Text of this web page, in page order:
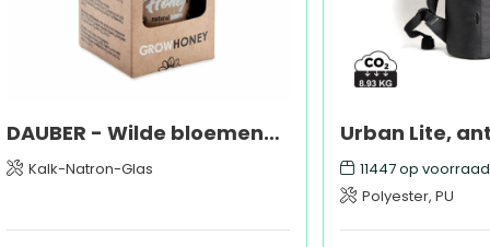
DAUBER - Wilde bloemenhoning pot set
Kalk-Natron-Glas 11447op voorraad
Polyester, PU